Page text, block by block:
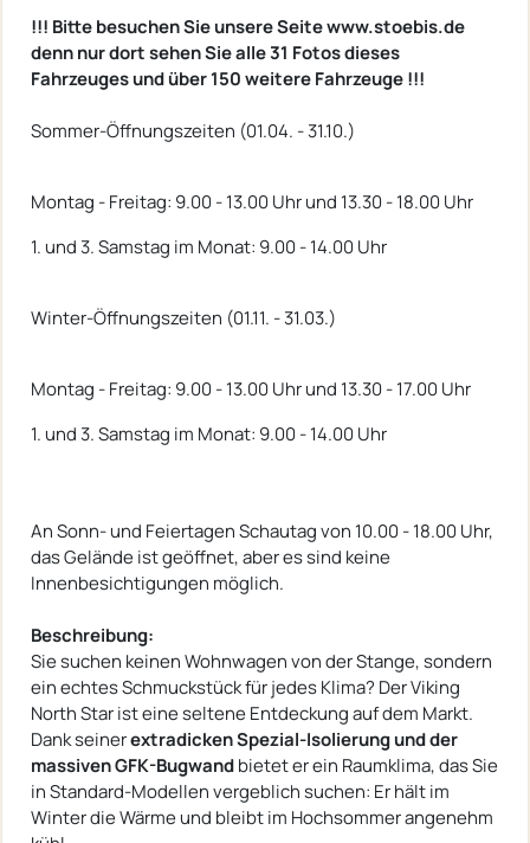
!!! Bitte besuchen Sie unsere Seite www.stoebis.de
denn nur dort sehen Sie alle 31 Fotos dieses
Fahrzeuges und über 150 weitere Fahrzeuge !!!
Sommer-Öffnungszeiten (01.04. - 31.10.)
Montag - Freitag: 9.00 - 13.00 Uhr und 13.30 - 18.00 Uhr
1. und 3. Samstag im Monat: 9.00 - 14.00 Uhr
Winter-Öffnungszeiten (01.11. - 31.03.)
Montag - Freitag: 9.00 - 13.00 Uhr und 13.30 - 17.00 Uhr
1. und 3. Samstag im Monat: 9.00 - 14.00 Uhr
An Sonn- und Feiertagen Schautag von 10.00 - 18.00 Uhr,
das Gelände ist geöffnet, aber es sind keine
Innenbesichtigungen möglich.
Beschreibung:
Sie suchen keinen Wohnwagen von der Stange, sondern
ein echtes Schmuckstück für jedes Klima? Der Viking
North Star ist eine seltene Entdeckung auf dem Markt.
Dank seinerextradicken Spezial-Isolierung und der
massiven GFK-Bugwandbietet er ein Raumklima, das Sie
in Standard-Modellen vergeblich suchen: Er hält im
Winter die Wärme und bleibt im Hochsommer angenehm